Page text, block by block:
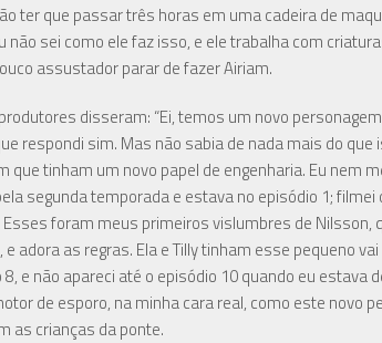
ter que passar três horas em uma cadeira de
não sei como ele faz isso, e ele trabalha com
assustador parar de fazer Airiam.
disseram: “Ei, temos um novo
respondi sim. Mas não sabia de nada mais do
que tinham um novo papel de engenharia. Eu nem
segunda temporada e estava no episódio 1;
foram meus primeiros vislumbres de Nilsson,
e adora as regras. Ela e Tilly tinham esse pequeno
8, e não apareci até o episódio 10 quando eu
de esporo, na minha cara real, como este novo
as crianças da ponte.